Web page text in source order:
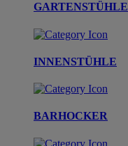
GARTENSTÜHLE
INNENSTÜHLE
BARHOCKER